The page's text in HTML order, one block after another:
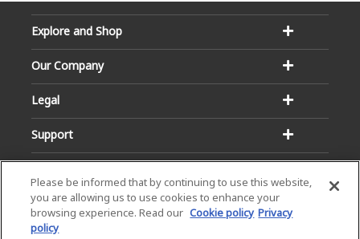
Explore and Shop
Our Company
Legal
Support
Please be informed that by continuing to use this website,
you are allowing us to use cookies to enhance your
browsing experience. Read our Cookie policy Privacy
policy